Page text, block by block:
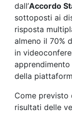
dall’Accordo
sottoposti ai
risposta
almeno il 70%
in
apprendimento
della
Come previsto
risultati delle